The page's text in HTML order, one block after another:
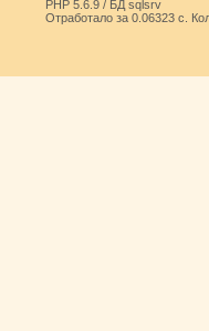
PHP 5.6.9 / БД sqlsrv
Отработало за 0.06323 с.